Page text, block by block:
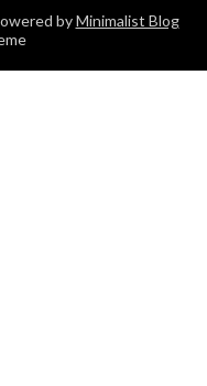
byMinimalist Blog